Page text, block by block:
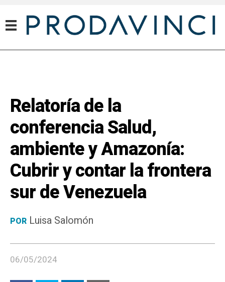
Relatoría de la
conferencia Salud,
ambiente y Amazonía:
Cubrir y contar la frontera
sur de Venezuela
POR Luisa Salomón
06/05/2024